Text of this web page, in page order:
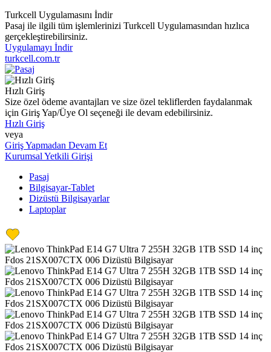
Turkcell Uygulamasını İndir
Pasaj ile ilgili tüm işlemlerinizi Turkcell Uygulamasından hızlıca
gerçekleştirebilirsiniz.
Uygulamayı İndir
turkcell.com.tr
Hızlı Giriş
Size özel ödeme avantajları ve size özel tekliflerden faydalanmak
için Giriş Yap/Üye Ol seçeneği ile devam edebilirsiniz.
Hızlı Giriş
veya
Giriş Yapmadan Devam Et
Kurumsal Yetkili Girişi
Pasaj
Bilgisayar-Tablet
Dizüstü Bilgisayarlar
Laptoplar